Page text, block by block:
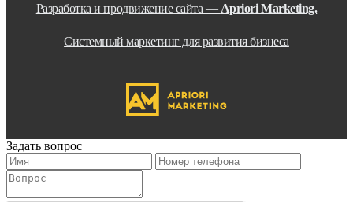
Разработка и продвижение сайта — Apriori Marketing.
Системный маркетинг для развития бизнеса
Задать вопрос